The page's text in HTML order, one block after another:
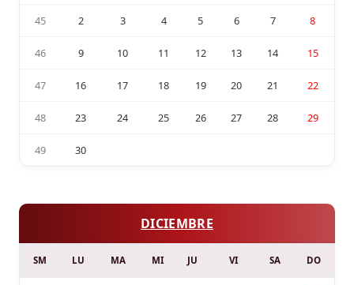
45 2 3 4 5 6 7 8
46 9 10 11 12 13 14 15
47 16 17 18 19 20 21 22
48 23 24 25 26 27 28 29
49 30
DICIEMBRE
SM LU MA MI JU VI SA DO